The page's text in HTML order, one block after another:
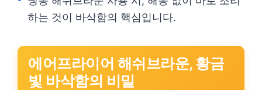
하는 것이 바삭함의 핵심입니다.
에어프라이어 해쉬브라운, 황금
빛 바삭함의 비밀